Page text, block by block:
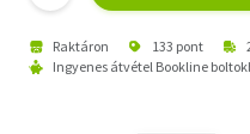
Raktáron 133 pont
Ingyenes átvétel Bookline